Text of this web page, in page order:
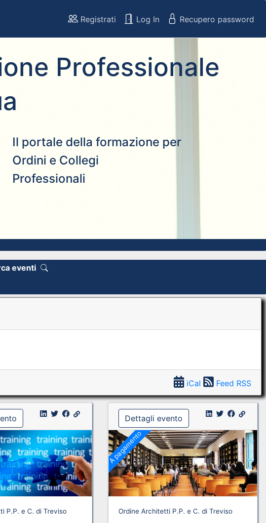
Registrati Log In Recupero password
Professionale
Il portale della formazione per
Ordini e Collegi
Professionali
eventi
iCal Feed RSS
P.P. e C. di Treviso
Dettagli evento
A pagamento
Ordine Architetti P.P. e C. di Treviso